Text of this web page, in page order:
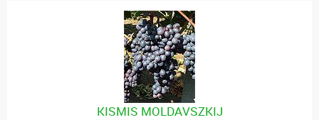
KISMIS MOLDAVSZKIJ